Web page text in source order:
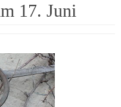
17. Juni